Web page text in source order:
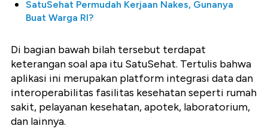
SatuSehat Permudah Kerjaan Nakes, Gunanya
Buat Warga RI?
Di bagian bawah bilah tersebut terdapat
keterangan soal apa itu SatuSehat. Tertulis bahwa
aplikasi ini merupakan platform integrasi data dan
interoperabilitas fasilitas kesehatan seperti rumah
sakit, pelayanan kesehatan, apotek, laboratorium,
dan lainnya.